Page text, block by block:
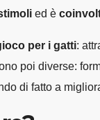
ed è
per i gatti:
poi diverse:
di fatto a